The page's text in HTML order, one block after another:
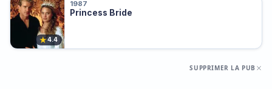
★4.4
1987
Princess Bride
SUPPRIMER LA PUB